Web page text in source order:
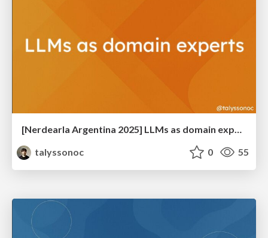
[Nerdearla Argentina 2025] LLMs as domain experts
talyssonoc
0 55